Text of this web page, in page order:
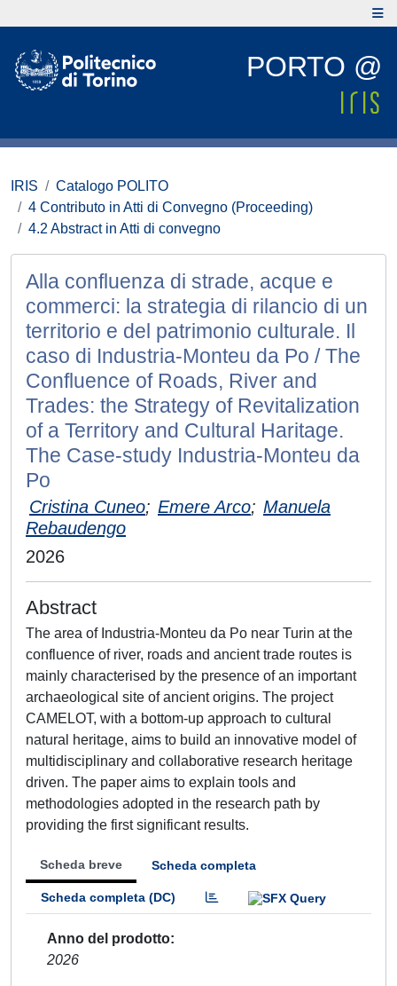
PORTO @
IRIS
Catalogo POLITO
4 Contributo in Atti di Convegno (Proceeding)
4.2 Abstract in Atti di convegno
Alla confluenza di strade, acque e
commerci: la strategia di rilancio di un
territorio e del patrimonio culturale. Il
caso di Industria-Monteu da Po / The
Confluence of Roads, River and
Trades: the Strategy of Revitalization
of a Territory and Cultural Haritage.
The Case-study Industria-Monteu da
Po
Cristina Cuneo; Emere Arco; Manuela
Rebaudengo
2026
Abstract
The area of Industria-Monteu da Po near Turin at the
confluence of river, roads and ancient trade routes is
mainly characterised by the presence of an important
archaeological site of ancient origins. The project
CAMELOT, with a bottom-up approach to cultural
natural heritage, aims to build an innovative model of
multidisciplinary and collaborative research heritage
driven. The paper aims to explain tools and
methodologies adopted in the research path by
providing the first significant results.
Scheda breve Scheda completa
Scheda completa (DC)
Anno del prodotto
2026